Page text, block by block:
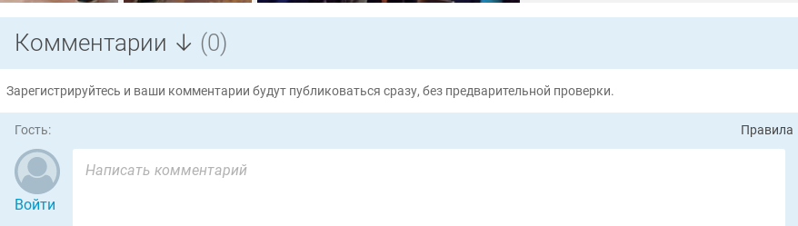
Комментарии ↓ (0)
Зарегистрируйтесь и ваши комментарии будут публиковаться сразу, без предварительной проверки.
Гость: Правила
Войти